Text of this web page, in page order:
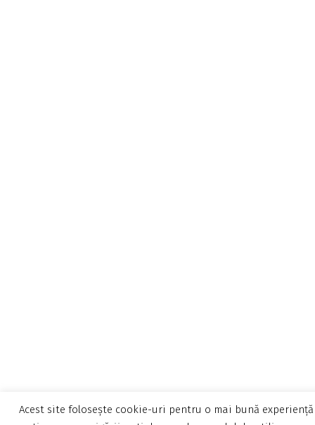
Acest site folosește cookie-uri pentru o mai bună